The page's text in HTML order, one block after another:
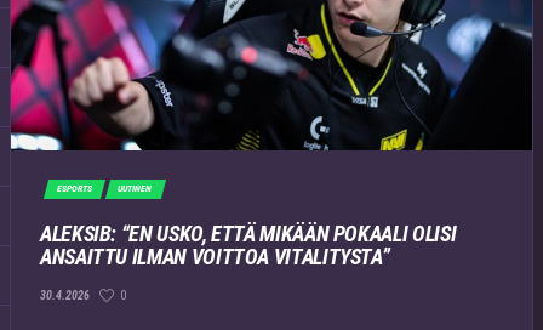
ESPORTS UUTINEN
ALEKSIB: “EN USKO, ETTÄ MIKÄÄN POKAALI OLISI
ANSAITTU ILMAN VOITTOA VITALITYSTA”
30.4.2026 0